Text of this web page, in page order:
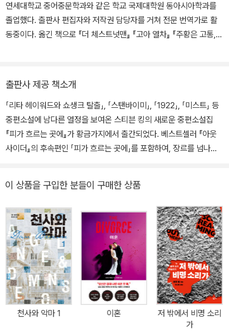
물론이고 생활 곳곳에서 척에 대한 고마움을 전하는 광고는 끊임없이
마티의 눈을 어지럽히고, 주변 사람들에게 물어봐도 누구 하나 '척'이
란 인물이 누구인지 모른다.
탐정사무소인 파인더스 키퍼스의 소장 홀리 기브니는 중학교에 설치
된 폭발물로 수많은 인명이 희생됐다는 뉴스 특보를 보게 된다. 현장
소식을 전하던 체트 온도스키라는 기자가 연속해서 현장 소식을 전하
는 와중에, 홀리는 그에게서 뭔가 알 수 없는 위화감을 느끼게 된다.
그리고 그 위화감의 정체는, 이전에 본 적 있던 '이방인'과 연관되어
새로운 작품 집필을 구실로 한적한 시골에 자신만의 작업을 하러 온
작가 드류는 갑작스레 닥친 태풍으로 인해 오도가도 못 한 신세가 된
다. 그 와중에 누군가 문을 긁는 듯한 소리에 나가보니 커다란 쥐 한
마리가 누워 있었다. 추위에 기절했을 뿐 아직 살아있는 쥐였기에 드
류는 그 쥐를 집 안으로 들이게 되고, 그가 잠에서 깨어났을 때, 자신
의 이름을 부르고 있는 쥐를 마주하게 된다.
결혼했다. 이후 킹은 세탁소에서 일하다 햄프던 공립 고등학교에서
영어 수업을 가르치기 시작했으며 그러는 틈틈이 잡지에 단편소설을
기고했다. 킹의 이름을 세상에 알린 작품은 1974년에 발표한 데뷔작
다. 전업 작가의 길을 걷게 된 킹은 이후 『살렘스 롯』, 『샤이닝』, 『스
은 모던 호러의 걸작으로 평가받는다. ‘공포의 제왕’이란 별명이 붙을
정도로 인간의 심층적인 두려움을 자극하는 데 탁월한 작가로 알려졌
지만, 공포뿐 아니라 SF, 판타지, 서스펜스를 넘나드는 방대한 작품
세계로 대중적 인기를 얻는 동시에 뛰어난 문학성을 인정받으며 명실
권위 있는 문학상인 전미 도서상 시상식에서 미국 문단에 탁월한 공
는 오헨리 상, 2011년에는 LA 타임스 도서상을 수상하며 문학성을
입증받기도 했다. 그 밖에도 브램 스토커 상, 영국환상문학상, 호러 길
드 상, 로커스 상, 세계환상문학상 등 유수의 장르소설상을 여러 차례
수상하였다. 2015년에는 처음으로 도전한 탐정 미스터리 『미스터 메
르세데스』로 영미권 최고의 추리소설상인 에드거 상을 수상하며 왕
성한 활동을 과시했다. 할리우드가 사랑하는 작가로도 잘 알려진 킹
은 미국 소설가 중에서 역대 가장 많은 작품이 영상화된 인물로도 손
꼽힌다. 『캐리』, 『샤이닝』, 『살렘스 롯』, 『미저리』, 『돌로레스 클레이
본』, 『쇼생크 탈출』, 『그린 마일』, 『미스트』 등이 영화사에 길이 남는
연세대학교 중어중문학과와 같은 학교 국제대학원 동아시아학과를
졸업했다. 출판사 편집자와 저작권 담당자를 거쳐 전문 번역가로 활
동중이다. 옮긴 책으로 『더 체스트넛맨』 『고아 열차』 『주황은 고통,
건』 『할머니가 미안하다고 전해달랬어요』 『베어타운』 『블루 아워』
등이 있다.
출판사 제공 책소개
「리타 헤이워드와 쇼생크 탈출」, 「스탠바이미」, 「1922」, 「미스트」 등
중편소설에 남다른 열정을 보여온 스티븐 킹의 새로운 중편소설집
『피가 흐르는 곳에』가 황금가지에서 출간되었다. 베스트셀러 『아웃
사이더』의 후속편인 「피가 흐르는 곳에」를 포함하여, 장르를 넘나들
일생」은 형식과 장르에 구애받지 않는 스티븐 킹의 매력을 한껏 담아
낸다. 시신과 함께 관에 들어간 휴대폰으로부터 문자가 온다는 설정
의 「해리건 씨의 전화기」와 작가로서 성공을 꿈꾸던 한 사내가 기이한
선택의 기로에 놓인다는 「쥐」는 스티븐 킹식 호러 단편의 진수를 보여
준다. 「피가 흐르는 곳에」는 책의 절반 정도를 차지한 경장편 분량으
로서, 『미스터 메르세데스』 이후, 스티븐 킹 작품 속 새로운 히로인으
로 등극한 홀리 기브니를 주인공으로 하고 있는 오컬트 스릴러이다.
2020년 여름, 미국에서 첫 출간된 『피가 흐르는 곳에』는, 《뉴욕 타임
스》 베스트셀러 1위에 등극하였으며, 넷플릭스, 벤 스틸러, 대런 애러
노브스키 등에게 수록작 모두 바로 영상화 판권이 팔려 화제가 되었
이 상품을 구입한 분들이 구매한 상품
천사와 악마 1 이혼
저 밖에서 비명 소리
가